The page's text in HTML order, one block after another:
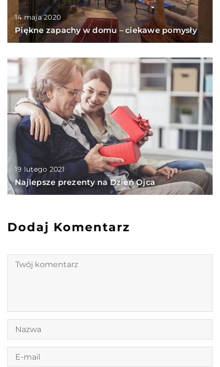
14 maja 2020
Piękne zapachy w domu – ciekawe pomysły
19 lutego 2021
Najlepsze prezenty na Dzień Ojca
Dodaj Komentarz